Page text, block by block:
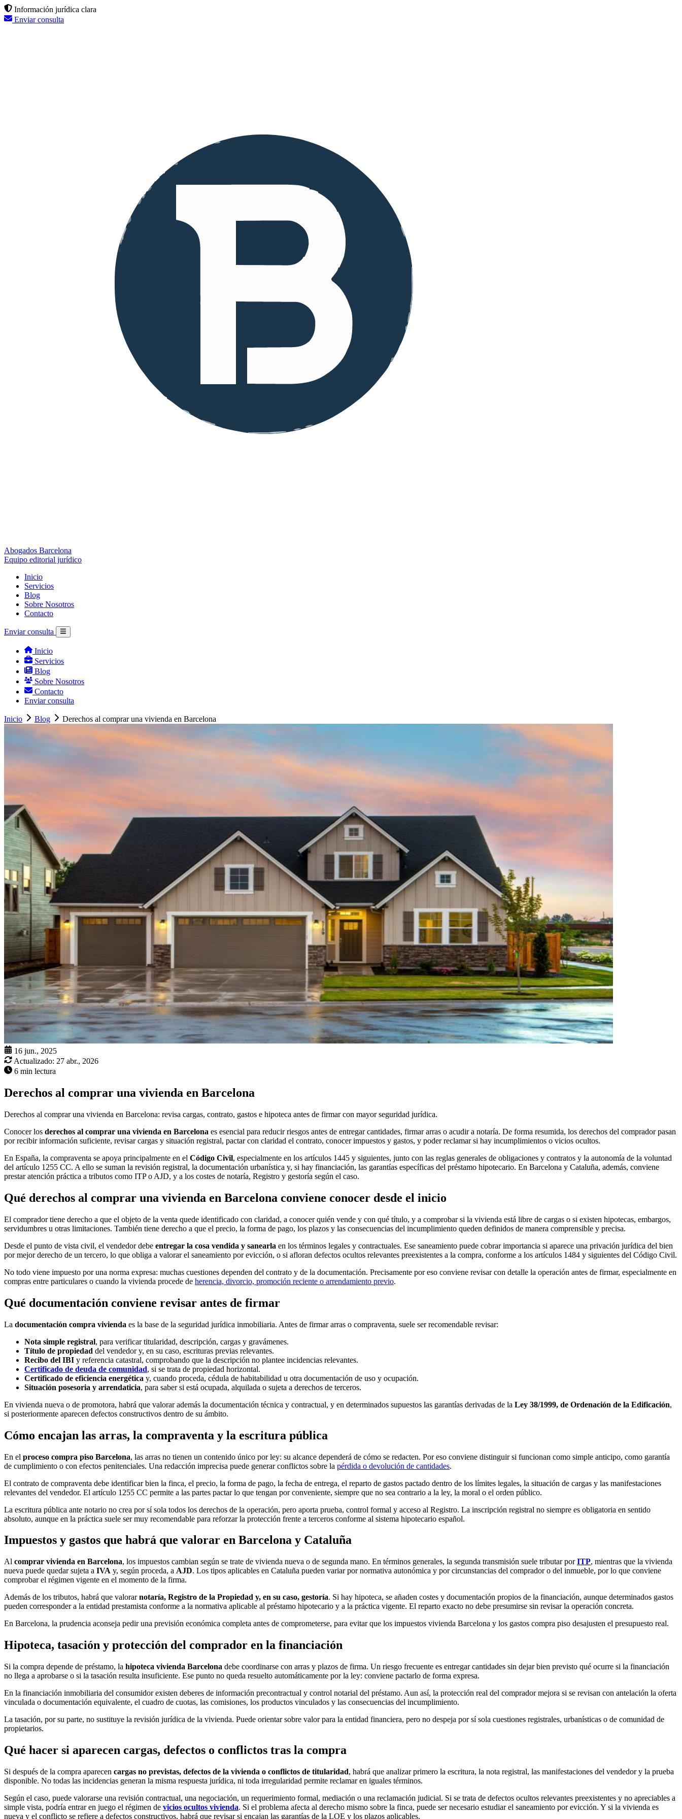
Información jurídica clara
Enviar consulta
Abogados Barcelona
Equipo editorial jurídico
Inicio
Servicios
Blog
Sobre Nosotros
Contacto
Enviar consulta
Inicio
Servicios
Blog
Sobre Nosotros
Contacto
Enviar consulta
Inicio Blog Derechos al comprar una vivienda en Barcelona
16 jun., 2025
Actualizado: 27 abr., 2026
6 min lectura
Derechos al comprar una vivienda en Barcelona
Derechos al comprar una vivienda en Barcelona: revisa cargas, contrato, gastos e hipoteca antes de firmar con mayor seguridad jurídica.
Conocer los derechos al comprar una vivienda en Barcelona es esencial para reducir riesgos antes de entregar cantidades, firmar arras o acudir a notaría. De forma resumida, los derechos del comprador pasan
por recibir información suficiente, revisar cargas y situación registral, pactar con claridad el contrato, conocer impuestos y gastos, y poder reclamar si hay incumplimientos o vicios ocultos.
En España, la compraventa se apoya principalmente en el Código Civil, especialmente en los artículos 1445 y siguientes, junto con las reglas generales de obligaciones y contratos y la autonomía de la voluntad
del artículo 1255 CC. A ello se suman la revisión registral, la documentación urbanística y, si hay financiación, las garantías específicas del préstamo hipotecario. En Barcelona y Cataluña, además, conviene
prestar atención práctica a tributos como ITP o AJD, y a los costes de notaría, Registro y gestoría según el caso.
Qué derechos al comprar una vivienda en Barcelona conviene conocer desde el inicio
El comprador tiene derecho a que el objeto de la venta quede identificado con claridad, a conocer quién vende y con qué título, y a comprobar si la vivienda está libre de cargas o si existen hipotecas, embargos,
servidumbres u otras limitaciones. También tiene derecho a que el precio, la forma de pago, los plazos y las consecuencias del incumplimiento queden definidos de manera comprensible y precisa.
Desde el punto de vista civil, el vendedor debe entregar la cosa vendida y sanearla en los términos legales y contractuales. Ese saneamiento puede cobrar importancia si aparece una privación jurídica del bien
por mejor derecho de un tercero, lo que obliga a valorar el saneamiento por evicción, o si afloran defectos ocultos relevantes preexistentes a la compra, conforme a los artículos 1484 y siguientes del Código Civil.
No todo viene impuesto por una norma expresa: muchas cuestiones dependen del contrato y de la documentación. Precisamente por eso conviene revisar con detalle la operación antes de firmar, especialmente en
compras entre particulares o cuando la vivienda procede de herencia, divorcio, promoción reciente o arrendamiento previo.
Qué documentación conviene revisar antes de firmar
La documentación compra vivienda es la base de la seguridad jurídica inmobiliaria. Antes de firmar arras o compraventa, suele ser recomendable revisar:
Nota simple registral, para verificar titularidad, descripción, cargas y gravámenes.
Título de propiedad del vendedor y, en su caso, escrituras previas relevantes.
Recibo del IBI y referencia catastral, comprobando que la descripción no plantee incidencias relevantes.
Certificado de deuda de comunidad, si se trata de propiedad horizontal.
Certificado de eficiencia energética y, cuando proceda, cédula de habitabilidad u otra documentación de uso y ocupación.
Situación posesoria y arrendaticia, para saber si está ocupada, alquilada o sujeta a derechos de terceros.
En vivienda nueva o de promotora, habrá que valorar además la documentación técnica y contractual, y en determinados supuestos las garantías derivadas de la Ley 38/1999, de Ordenación de la Edificación,
si posteriormente aparecen defectos constructivos dentro de su ámbito.
Cómo encajan las arras, la compraventa y la escritura pública
En el proceso compra piso Barcelona, las arras no tienen un contenido único por ley: su alcance dependerá de cómo se redacten. Por eso conviene distinguir si funcionan como simple anticipo, como garantía
de cumplimiento o con efectos penitenciales. Una redacción imprecisa puede generar conflictos sobre la pérdida o devolución de cantidades.
El contrato de compraventa debe identificar bien la finca, el precio, la forma de pago, la fecha de entrega, el reparto de gastos pactado dentro de los límites legales, la situación de cargas y las manifestaciones
relevantes del vendedor. El artículo 1255 CC permite a las partes pactar lo que tengan por conveniente, siempre que no sea contrario a la ley, la moral o el orden público.
La escritura pública ante notario no crea por sí sola todos los derechos de la operación, pero aporta prueba, control formal y acceso al Registro. La inscripción registral no siempre es obligatoria en sentido
absoluto, aunque en la práctica suele ser muy recomendable para reforzar la protección frente a terceros conforme al sistema hipotecario español.
Impuestos y gastos que habrá que valorar en Barcelona y Cataluña
Al comprar vivienda en Barcelona, los impuestos cambian según se trate de vivienda nueva o de segunda mano. En términos generales, la segunda transmisión suele tributar porITP, mientras que la vivienda
nueva puede quedar sujeta a IVA y, según proceda, a AJD. Los tipos aplicables en Cataluña pueden variar por normativa autonómica y por circunstancias del comprador o del inmueble, por lo que conviene
comprobar el régimen vigente en el momento de la firma.
Además de los tributos, habrá que valorarnotaría, Registro de la Propiedad y, en su caso, gestoría. Si hay hipoteca, se añaden costes y documentación propios de la financiación, aunque determinados gastos
pueden corresponder a la entidad prestamista conforme a la normativa aplicable al préstamo hipotecario y a la práctica vigente. El reparto exacto no debe presumirse sin revisar la operación concreta.
En Barcelona, la prudencia aconseja pedir una previsión económica completa antes de comprometerse, para evitar que los impuestos vivienda Barcelona y los gastos compra piso desajusten el presupuesto real.
Hipoteca, tasación y protección del comprador en la financiación
Si la compra depende de préstamo, la hipoteca vivienda Barcelona debe coordinarse con arras y plazos de firma. Un riesgo frecuente es entregar cantidades sin dejar bien previsto qué ocurre si la financiación
no llega a aprobarse o si la tasación resulta insuficiente. Ese punto no queda resuelto automáticamente por la ley: conviene pactarlo de forma expresa.
En la financiación inmobiliaria del consumidor existen deberes de información precontractual y control notarial del préstamo. Aun así, la protección real del comprador mejora si se revisan con antelación la oferta
vinculada o documentación equivalente, el cuadro de cuotas, las comisiones, los productos vinculados y las consecuencias del incumplimiento.
La tasación, por su parte, no sustituye la revisión jurídica de la vivienda. Puede orientar sobre valor para la entidad financiera, pero no despeja por sí sola cuestiones registrales, urbanísticas o de comunidad de
propietarios.
Qué hacer si aparecen cargas, defectos o conflictos tras la compra
Si después de la compra aparecen cargas no previstas, defectos de la vivienda o conflictos de titularidad, habrá que analizar primero la escritura, la nota registral, las manifestaciones del vendedor y la prueba
disponible. No todas las incidencias generan la misma respuesta jurídica, ni toda irregularidad permite reclamar en iguales términos.
Según el caso, puede valorarse una revisión contractual, una negociación, un requerimiento formal, mediación o una reclamación judicial. Si se trata de defectos ocultos relevantes preexistentes y no apreciables a
simple vista, podría entrar en juego el régimen de vicios ocultos vivienda. Si el problema afecta al derecho mismo sobre la finca, puede ser necesario estudiar el saneamiento por evicción. Y si la vivienda es
nueva y el conflicto se refiere a defectos constructivos, habrá que revisar si encajan las garantías de la LOE y los plazos aplicables.